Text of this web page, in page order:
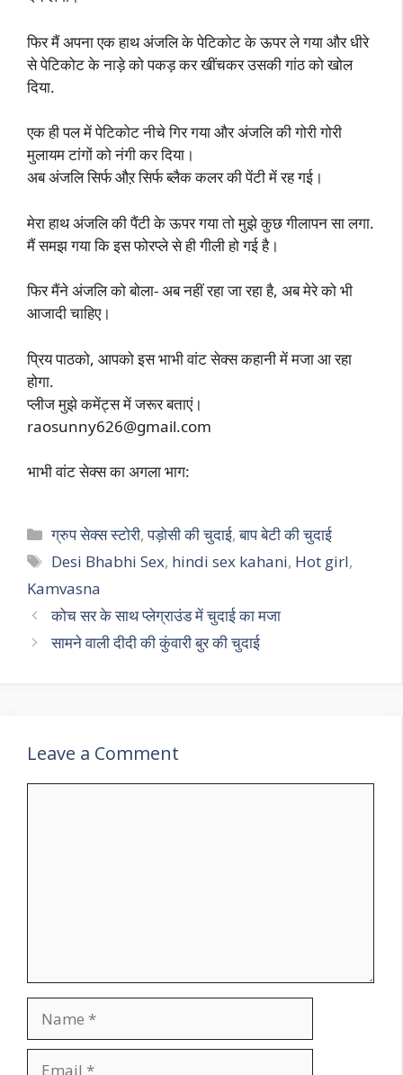
फिर मैं अपना एक हाथ अंजलि के पेटिकोट के ऊपर ले गया और धीरे
से पेटिकोट के नाड़े को पकड़ कर खींचकर उसकी गांठ को खोल
दिया.
एक ही पल में पेटिकोट नीचे गिर गया और अंजलि की गोरी गोरी
मुलायम टांगों को नंगी कर दिया।
अब अंजलि सिर्फ औऱ सिर्फ ब्लैक कलर की पेंटी में रह गई।
मेरा हाथ अंजलि की पैंटी के ऊपर गया तो मुझे कुछ गीलापन सा लगा.
मैं समझ गया कि इस फोरप्ले से ही गीली हो गई है।
फिर मैंने अंजलि को बोला- अब नहीं रहा जा रहा है, अब मेरे को भी
आजादी चाहिए।
प्रिय पाठको, आपको इस भाभी वांट सेक्स कहानी में मजा आ रहा
होगा.
प्लीज मुझे कमेंट्स में जरूर बताएं।
raosunny626@gmail.com
भाभी वांट सेक्स का अगला भाग:
Categories
ग्रुप सेक्स स्टोरी,पड़ोसी की चुदाई,बाप बेटी की चुदाई
Tags
Desi Bhabhi Sex, hindi sex kahani, Hot girl,
Kamvasna
कोच सर के साथ प्लेग्राउंड में चुदाई का मजा
सामने वाली दीदी की कुंवारी बुर की चुदाई
Leave a Comment